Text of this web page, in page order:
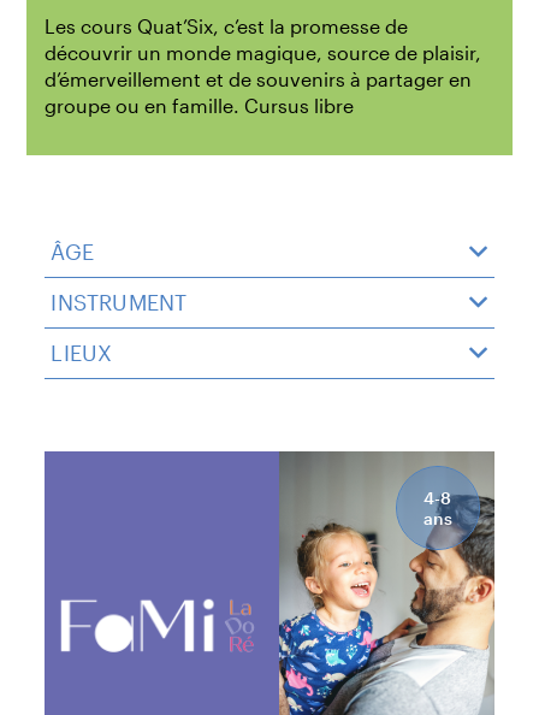
Les cours Quat’Six, c’est la promesse de
découvrir un monde magique, source de plaisir,
d’émerveillement et de souvenirs à partager en
groupe ou en famille. Cursus libre
ÂGE
INSTRUMENT
LIEUX
4-8
ans